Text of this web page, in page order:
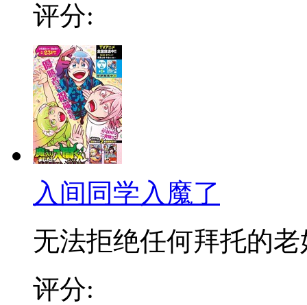
评分:
入间同学入魔了
无法拒绝任何拜托的老
评分: